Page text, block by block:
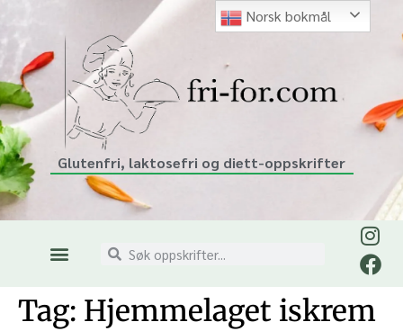
Glutenfri, laktosefri og diett-oppskrifter
Tag: Hjemmelaget iskrem
Norsk bokmål